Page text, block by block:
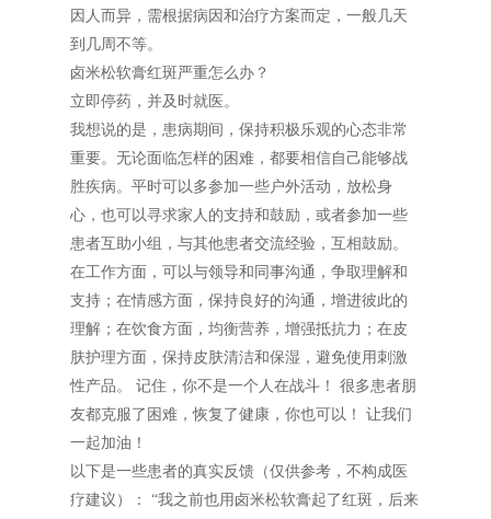
因人而异，需根据病因和治疗方案而定，一般几天
到几周不等。
卤米松软膏红斑严重怎么办？
立即停药，并及时就医。
我想说的是，患病期间，保持积极乐观的心态非常
重要。无论面临怎样的困难，都要相信自己能够战
胜疾病。平时可以多参加一些户外活动，放松身
心，也可以寻求家人的支持和鼓励，或者参加一些
患者互助小组，与其他患者交流经验，互相鼓励。
在工作方面，可以与领导和同事沟通，争取理解和
支持；在情感方面，保持良好的沟通，增进彼此的
理解；在饮食方面，均衡营养，增强抵抗力；在皮
肤护理方面，保持皮肤清洁和保湿，避免使用刺激
性产品。 记住，你不是一个人在战斗！ 很多患者朋
友都克服了困难，恢复了健康，你也可以！ 让我们
一起加油！
以下是一些患者的真实反馈（仅供参考，不构成医
疗建议）： “我之前也用卤米松软膏起了红斑，后来